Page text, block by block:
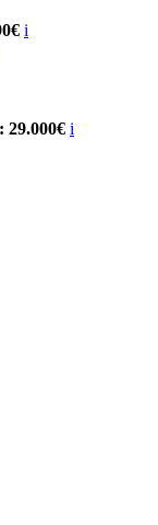
i
29.000€ i